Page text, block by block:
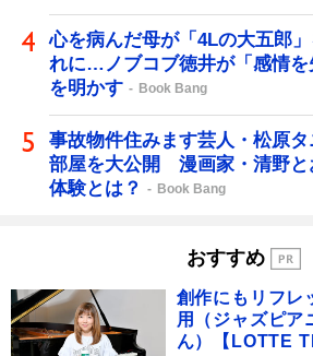
心を病んだ母が「4Lの大五郎
れに…ノブコブ徳井が「感情を
を明かす
Book Bang
事故物件住みます芸人・松原
部屋を大公開 漫画家・清野と
体験とは？
Book Bang
おすすめ
創作にもリフレ
用（ジャズピ
ん）【LOTTE